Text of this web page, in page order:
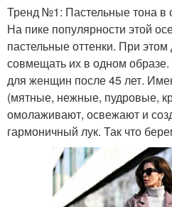
Тренд №1: Пастельные тона в
На пике популярности этой
пастельные оттенки. При
совмещать их в одном
для женщин после 45 лет.
(мятные, нежные, пудровые,
омолаживают, освежают и
гармоничный лук. Так что